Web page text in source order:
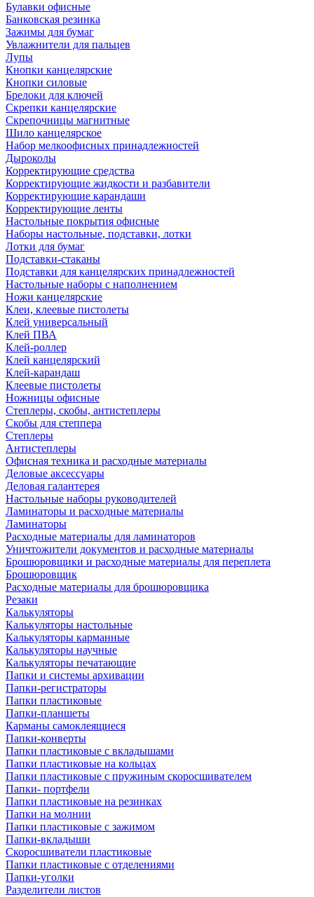
Булавки офисные
Банковская резинка
Зажимы для бумаг
Увлажнители для пальцев
Лупы
Кнопки канцелярские
Кнопки силовые
Брелоки для ключей
Скрепки канцелярские
Скрепочницы магнитные
Шило канцелярское
Набор мелкоофисных принадлежностей
Дыроколы
Корректирующие средства
Корректирующие жидкости и разбавители
Корректирующие карандаши
Корректирующие ленты
Настольные покрытия офисные
Наборы настольные, подставки, лотки
Лотки для бумаг
Подставки-стаканы
Подставки для канцелярских принадлежностей
Настольные наборы с наполнением
Ножи канцелярские
Клеи, клеевые пистолеты
Клей универсальный
Клей ПВА
Клей-роллер
Клей канцелярский
Клей-карандаш
Клеевые пистолеты
Ножницы офисные
Степлеры, скобы, антистеплеры
Скобы для степпера
Степлеры
Антистеплеры
Офисная техника и расходные материалы
Деловые аксессуары
Деловая галантерея
Настольные наборы руководителей
Ламинаторы и расходные материалы
Ламинаторы
Расходные материалы для ламинаторов
Уничтожители документов и расходные материалы
Брошюровщики и расходные материалы для переплета
Брошюровщик
Расходные материалы для брошюровщика
Резаки
Калькуляторы
Калькуляторы настольные
Калькуляторы карманные
Калькуляторы научные
Калькуляторы печатающие
Папки и системы архивации
Папки-регистраторы
Папки пластиковые
Папки-планшеты
Карманы самоклеящиеся
Папки-конверты
Папки пластиковые с вкладышами
Папки пластиковые на кольцах
Папки пластиковые с пружиным скоросшивателем
Папки- портфели
Папки пластиковые на резинках
Папки на молнии
Папки пластиковые с зажимом
Папки-вкладыши
Скоросшиватели пластиковые
Папки пластиковые с отделениями
Папки-уголки
Разделители листов